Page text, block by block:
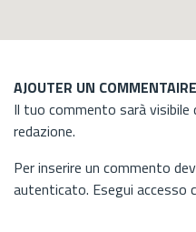
AJOUTER UN COMMENTAIRE
Il tuo commento sarà visibile
redazione.
Per inserire un commento
autenticato. Esegui accesso